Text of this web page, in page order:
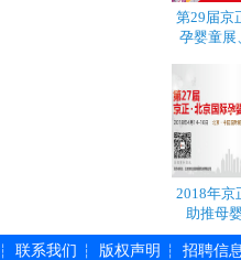
第29届京
孕婴童展
2018年京
助推母
┆ 联系我们 ┆ 版权声明 ┆ 招聘信